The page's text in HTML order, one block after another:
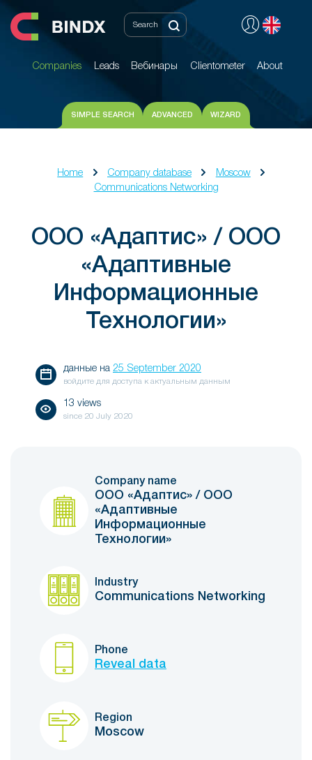
Companies Leads Вебинары Clientometer About
Companies Leads Вебинары Clientometer About
SIMPLE SEARCH ADVANCED WIZARD
Home Company database
Moscow
Communications Networking
ООО «Адаптис» / ООО
«Адаптивные
Информационные
Технологии»
данные на 25 September 2020
войдите для доступа к актуальным данным
13 views
since 20 July 2020
Company name
ООО «Адаптис» / ООО
«Адаптивные
Информационные
Технологии»
Industry
Communications Networking
Phone
Reveal data
Region
Moscow